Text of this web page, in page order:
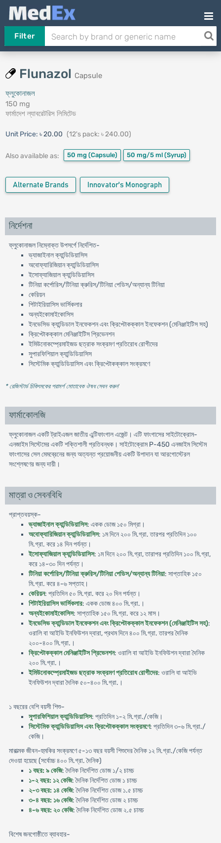
Filter
Flunazol Capsule
ফ্লুকোনাজল
150 mg
ফার্মাদেশ ল্যাবরেটরিস লিমিটেড
Unit Price: ৳ 20.00 (12's pack: ৳ 240.00)
Also available as: 50 mg (Capsule) 50 mg/5 ml (Syrup)
Alternate Brands Innovator's Monograph
নির্দেশনা
ফ্লুকোনাজল নিম্নোক্ত উপসর্গে নির্দেশিত-
ভ্যাজাইনাল ক্যান্ডিডিয়াসিস
অবোফ্যারিজিয়ান ক্যান্ডিডিয়াসিস
ইসোফ্যাজিয়াল ক্যান্ডিডিয়াসিস
টিনিয়া কর্পোরিস/টিনিয়া ক্রুরিস/টিনিয়া পেডিস/অন্যান্য টিনিয়া
কেরিয়ন
পিটাইরিয়াসিস ভার্সিকলার
অন্যইকোমাইকোসিস
ইনভেসিভ ক্যান্ডিডাল ইনফেকশন এবং ক্রিপ্টোকক্কাল ইনফেকশন (মেনিঞ্জাইটিস সহ)
ক্রিপ্টোকক্কাল মেনিঞ্জাইটিস প্রিভেনশন
ইমিউনোকম্প্রেমাইজড ছত্রাক সংক্রমণ প্রতিরোধ রোগীদের
সুপারফিশিয়াল ক্যান্ডিডিয়াসিস
সিস্টেমিক ক্যান্ডিডিয়াসিস এবং ক্রিপ্টোকক্কাল সংক্রমণে
* রেজিস্টার্ড চিকিৎসকের পরামর্শ মোতাবেক ঔষধ সেবন করুন'
ফার্মাকোলজি
ফ্লুকোনাজল একটি ট্রাইএজল জাতীয় এন্টিফাংগাল এজেন্ট। এটি ফাংগাসের সাইটোক্রোম-
এনজাইম সিস্টেমের একটি শক্তিশালী প্রতিবন্ধক। সাইটোক্রোম P-450 এনজাইম সিস্টেম
ফাংগাসের সেল মেমব্রেনের জন্য অত্যন্ত প্রয়োজনীয় একটি উপাদান যা আরগোস্টেরল
সংশ্লেষণের জন্য দায়ী।
মাত্রা ও সেবনবিধি
প্রাপ্তবয়স্ক-
ভ্যাজাইনাল ক্যান্ডিডিয়াসিস: একক ডোজ ১৫০ মিগ্রা।
অবোফ্যারিজিয়ান ক্যান্ডিডিয়াসিস: ১ম দিনে ২০০ মি.গ্রা. তারপর প্রতিদিন ১০০
মি.গ্রা. করে ১৪ দিন পর্যন্ত।
ইসোফ্যাজিয়াল ক্যান্ডিডিয়াসিস: ১ম দিনে ২০০ মি.গ্রা, তারাপর প্রতিদিন ১০০ মি.গ্রা,
করে ১৪-৩০ দিন পর্যন্ত।
টিনিয়া কর্পোরিস/টিনিয়া ক্রুরিস/টিনিয়া পেডিস/অন্যান্য টিনিয়া: সাপ্তাহিক ১৫০
মি.গ্রা. করে ৪-৬ সপ্তাহ।
কেরিয়ন: প্রতিদিন ৫০ মি.গ্রা. করে ২০ দিন পর্যন্ত।
পিটাইরিয়াসিস ভার্সিকলার: একক ডোজ ৪০০ মি.গ্রা.।
অন্যইকোমাইকোসিস: সাপ্তাহিক ১৫০ মি.গ্রা. করে ১২ মাস।
ইনভেসিভ ক্যান্ডিডাল ইনফেকশন এবং ক্রিপ্টোকক্কাল ইনফেকশন (মেনিঞ্জাইটিস সহ):
ওরালি বা আইভি ইনফিউশন দ্বারা, প্রথম দিনে ৪০০ মি.গ্রা. তারপর দৈনিক
২০০-৪০০ মি.গ্রা.।
ক্রিপ্টোকক্কাল মেনিঞ্জাইটিস প্রিভেনশন: ওরালি বা আইভি ইনফিউশন দ্বারা দৈনিক
২০০ মি.গ্রা.।
ইমিউনোকম্প্রেমাইজড ছত্রাক সংক্রমণ প্রতিরোধ রোগীদের: ওরালি বা আইভি
ইনফিউশন দ্বারা দৈনিক ৫০-৪০০ মি.গ্রা.।
১ বছরের বেশি বয়সী শিশু-
সুপারফিশিয়াল ক্যান্ডিডিয়াসিস: প্রতিদিন ১-২ মি.গ্রা./কেজি।
সিস্টেমিক ক্যান্ডিডিয়াসিস এবং ক্রিপ্টোকক্কাল সংক্রমণে: প্রতিদিন ৩-৬ মি.গ্রা./
কেজি।
মারাত্মক জীবন-হুমকির সংক্রমণে ৫-১৩ বছর বয়সী শিশুদের দৈনিক ১২ মি.গ্রা./কেজি পর্যন্ত
দেওয়া হয়েছে (সর্বোচ্চ ৪০০ মি.গ্রা. দৈনিক)
১ বছর: ৯ কেজি: দৈনিক নির্দেশিত ডোজ ১/২ চামচ
১-২ বছর: ১২ কেজি: দৈনিক নির্দেশিত ডোজ ১ চামচ
২-৩ বছর: ১৪ কেজি: দৈনিক নির্দেশিত ডোজ ১.৫ চামচ
৩-৪ বছর: ১৬ কেজি: দৈনিক নির্দেশিত ডোজ ২ চামচ
৪-৬ বছর: ২০ কেজি: দৈনিক নির্দেশিত ডোজ ২.৫ চামচ
বিশেষ জনগোষ্ঠীতে ব্যাবহার-